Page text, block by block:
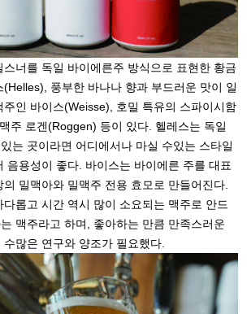
너를 독일 바이에른주 방식으로 표현한 황금
풍부한 바나나 향과 부드러운 맛이 일
주인 바이스(Weisse), 호밀 특유의 스파이시함
주 로겐(Roggen) 등이 있다. 헬레스는 독일
는 곳이라면 어디에서나 마실 수있는 스타일
음용성이 좋다. 바이스는 바이에른 주를 대표
밀맥아와 밀맥주 전용 효모로 만들어진다.
롭고 시간 역시 많이 소요되는 맥주로 안드
맥주라고 하며, 좋아하는 만큼 만족스러운
많은 연구와 양조가 필요했다.